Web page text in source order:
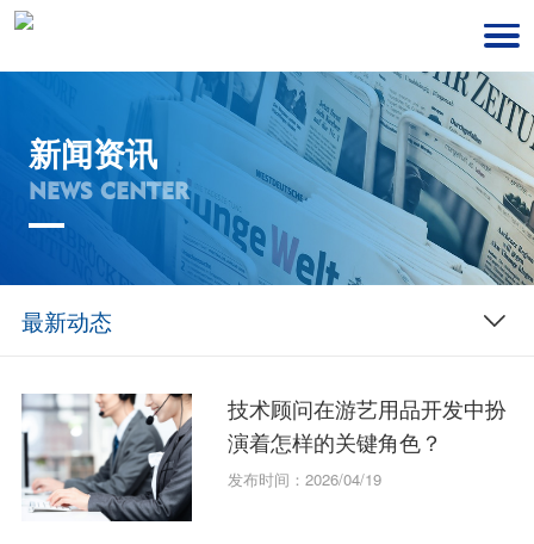
新闻资讯
NEWS CENTER
最新动态
技术顾问在游艺用品开发中扮
演着怎样的关键角色？
发布时间：2026/04/19